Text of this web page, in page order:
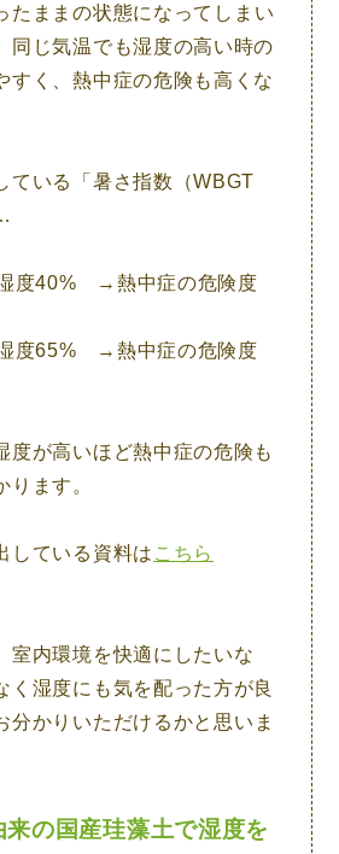
たままの状態になってしまい
同じ気温でも湿度の高い時の
すく、熱中症の危険も高くな
ている「暑さ指数（WBGT
度40% →熱中症の危険度
度65% →熱中症の危険度
度が高いほど熱中症の危険も
ります。
している資料は こちら
室内環境を快適にしたいな
く 湿度にも気を配った方が良
分かりいただけるかと思いま
の国産珪藻土で湿度を